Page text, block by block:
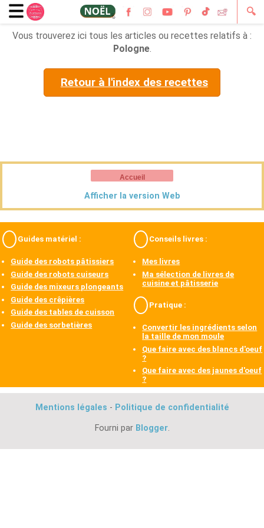
🔍
Vous trouverez ici tous les articles ou recettes relatifs à :
Pologne.
Retour à l'index des recettes
Accueil
Afficher la version Web
Guides matériel :
Guide des robots pâtissiers
Guide des robots cuiseurs
Guide des mixeurs plongeants
Guide des crêpières
Guide des tables de cuisson
Guide des sorbetières
Conseils livres :
Mes livres
Ma sélection de livres de
cuisine et pâtisserie
Pratique :
Convertir les ingrédients selon
la taille de mon moule
Que faire avec des blancs d'oeuf
?
Que faire avec des jaunes d'oeuf
?
Mentions légales - Politique de confidentialité
Fourni par Blogger.